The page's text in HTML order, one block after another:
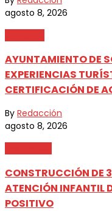
agosto 8, 2026
AYUNTAMIENTO DE
EXPERIENCIAS
CERTIFICACIÓN DE
By Redacción
agosto 8, 2026
CONSTRUCCIÓN DE
ATENCIÓN INFANTIL
POSITIVO